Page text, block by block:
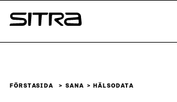
Skip to
content
Sitra
FÖRSTASIDA SANA HÄLSODATA